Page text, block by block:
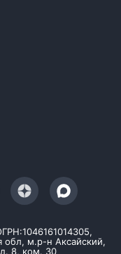
обл, м.р-н Аксайский,
8, ком. 30